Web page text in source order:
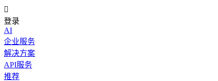

登录
AI
企业服务
解决方案
API服务
推荐